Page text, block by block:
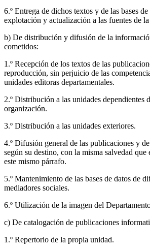
6.º Entrega de dichos textos y de las bases de
explotación y actualización a las fuentes de
b) De distribución y difusión de la
cometidos:
1.º Recepción de los textos de las
reproducción, sin perjuicio de las
unidades editoras departamentales.
2.º Distribución a las unidades dependientes
organización.
3.º Distribución a las unidades exteriores.
4.º Difusión general de las publicaciones y de
según su destino, con la misma salvedad que
este mismo párrafo.
5.º Mantenimiento de las bases de datos de
mediadores sociales.
6.º Utilización de la imagen del
c) De catalogación de publicaciones
1.º Repertorio de la propia unidad.